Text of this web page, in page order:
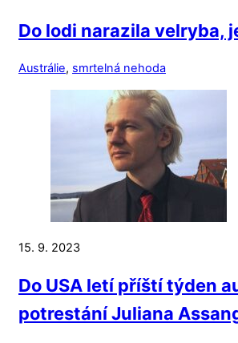
Do lodi narazila velryba,
Austrálie, smrtelná nehoda
15. 9. 2023
Do USA letí příští týden
potrestání Juliana